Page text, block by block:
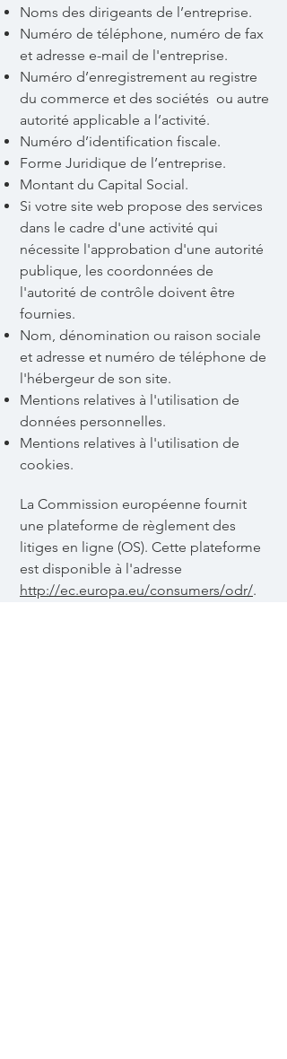
Noms des dirigeants de l’entreprise.
Numéro de téléphone, numéro de fax
et adresse e-mail de l'entreprise.
Numéro d’enregistrement au registre
du commerce et des sociétés ou autre
autorité applicable a l’activité.
Numéro d’identification fiscale.
Forme Juridique de l’entreprise.
Montant du Capital Social.
Si votre site web propose des services
dans le cadre d'une activité qui
nécessite l'approbation d'une autorité
publique, les coordonnées de
l'autorité de contrôle doivent être
fournies. ​​​
Nom, dénomination ou raison sociale
et adresse et numéro de téléphone de
l'hébergeur de son site.
Mentions relatives à l'utilisation de
données personnelles.
Mentions relatives à l'utilisation de
cookies.
La Commission européenne fournit
une plateforme de règlement des
litiges en ligne (OS). Cette plateforme
est disponible à l'adresse
http://ec.europa.eu/consumers/odr/.